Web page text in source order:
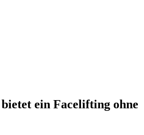
ein Facelifting ohne